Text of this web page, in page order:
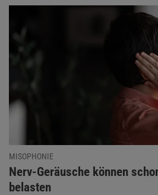
MISOPHONIE
:
Nerv-Geräusche können
belasten